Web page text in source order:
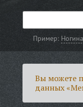
Пример:
Вы можете
данных